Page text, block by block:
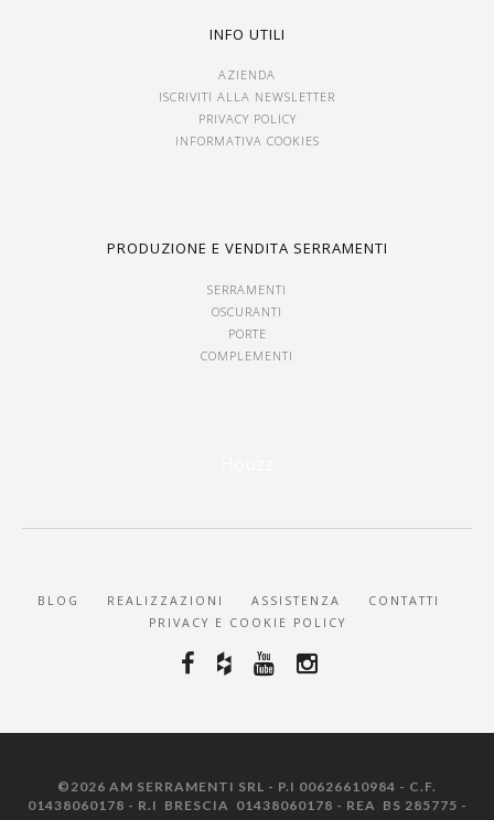
INFO UTILI
AZIENDA
ISCRIVITI ALLA NEWSLETTER
PRIVACY POLICY
INFORMATIVA COOKIES
PRODUZIONE E VENDITA SERRAMENTI
SERRAMENTI
OSCURANTI
PORTE
COMPLEMENTI
BLOG REALIZZAZIONI ASSISTENZA
CONTATTI
PRIVACY E COOKIE POLICY
©2026 AM SERRAMENTI SRL - P.I 00626610984 - C.F.
01438060178 - R.I BRESCIA 01438060178 - REA BS 285775 -